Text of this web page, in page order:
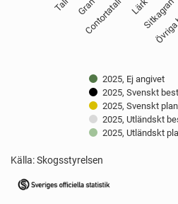
Källa: Skogsstyrelsen
2025, Ej angivet
2025, Svenskt
2025, Svenskt
2025, Utländskt
2025, Utländskt
Tall Gran
Contortatall LärkSitkagran
End of interactive chart.